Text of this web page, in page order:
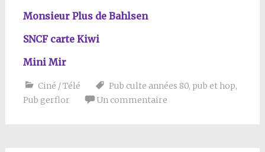
Monsieur Plus de Bahlsen
SNCF carte Kiwi
Mini Mir
Ciné / Télé Pub culte années 80, pub et hop,
Pub gerflor
Un commentaire